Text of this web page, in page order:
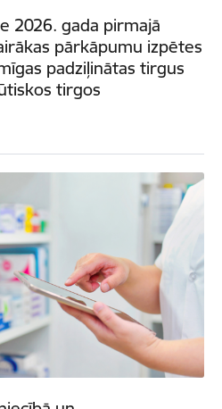
2026. gada pirmajā
pārkāpumu izpētes
padziļinātas tirgus
tirgos